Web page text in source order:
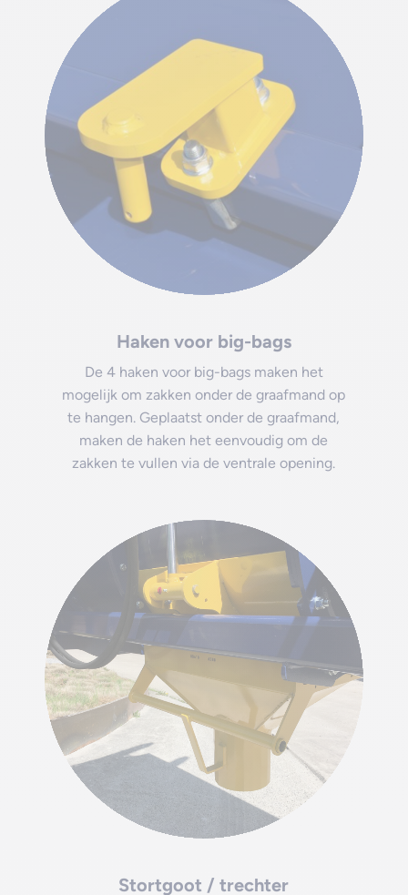
Haken voor big-bags
De 4 haken voor big-bags maken het
mogelijk om zakken onder de graafmand op
te hangen. Geplaatst onder de graafmand,
maken de haken het eenvoudig om de
zakken te vullen via de ventrale opening.
Stortgoot / trechter